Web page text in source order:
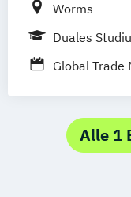
Worms
Duales
Global Trade
Alle 1